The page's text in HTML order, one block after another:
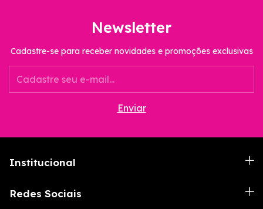
Newsletter
Cadastre-se para receber novidades e promoções exclusivas
Institucional
Redes Sociais